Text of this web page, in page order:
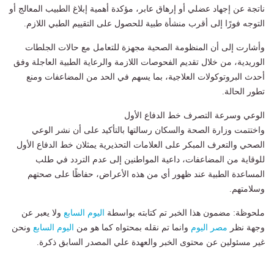
ناتجة عن إجهاد عضلي أو إرهاق عابر، مؤكدة أهمية إبلاغ الطبيب المعالج أو
التوجه فورًا إلى أقرب منشأة طبية للحصول على التقييم الطبي اللازم.
وأشارت إلى أن المنظومة الصحية مجهزة للتعامل مع حالات الجلطات
الوريدية، من خلال تقديم الفحوصات اللازمة والرعاية الطبية العاجلة وفق
أحدث البروتوكولات العلاجية، بما يسهم في الحد من المضاعفات ومنع
تطور الحالة.
الوعي وسرعة التصرف خط الدفاع الأول
واختتمت وزارة الصحة والسكان رسالتها بالتأكيد على أن نشر الوعي
الصحي والتعرف المبكر على العلامات التحذيرية يمثلان خط الدفاع الأول
للوقاية من المضاعفات، داعية المواطنين إلى عدم التردد في طلب
المساعدة الطبية عند ظهور أي من هذه الأعراض، حفاظًا على صحتهم
وسلامتهم.
ملحوظة: مضمون هذا الخبر تم كتابته بواسطة اليوم السابع ولا يعبر عن
وجهة نظر مصر اليوم وانما تم نقله بمحتواه كما هو من اليوم السابع ونحن
غير مسئولين عن محتوى الخبر والعهدة علي المصدر السابق ذكرة.